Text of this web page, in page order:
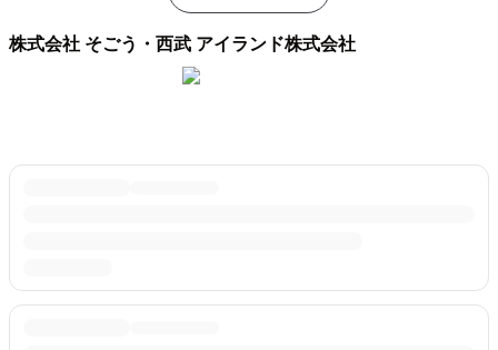
株式会社 そごう・西武 アイランド株式会社